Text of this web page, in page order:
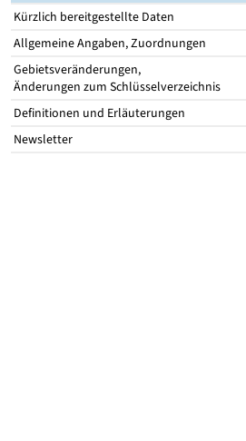
Kürzlich bereitgestellte Daten
Allgemeine Angaben, Zuordnungen
Gebietsveränderungen,
Änderungen zum Schlüsselverzeichnis
Definitionen und Erläuterungen
Newsletter